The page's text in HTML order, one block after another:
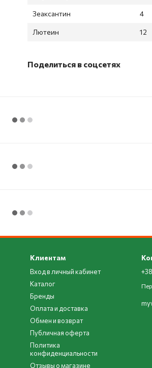
Зеаксантин 4
Лютеин 12
Поделиться в соцсетях
Клиентам
Вход в личный кабинет
Каталог
Бренды
Оплата и доставка
Обмен и возврат
Публичная оферта
Политика
конфиденциальности
Отзывы о магазине